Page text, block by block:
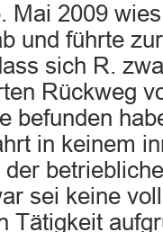
Mai 2009
und führte
sich R.
Rückweg
befunden
in keinem
sei keine
Tätigkeit